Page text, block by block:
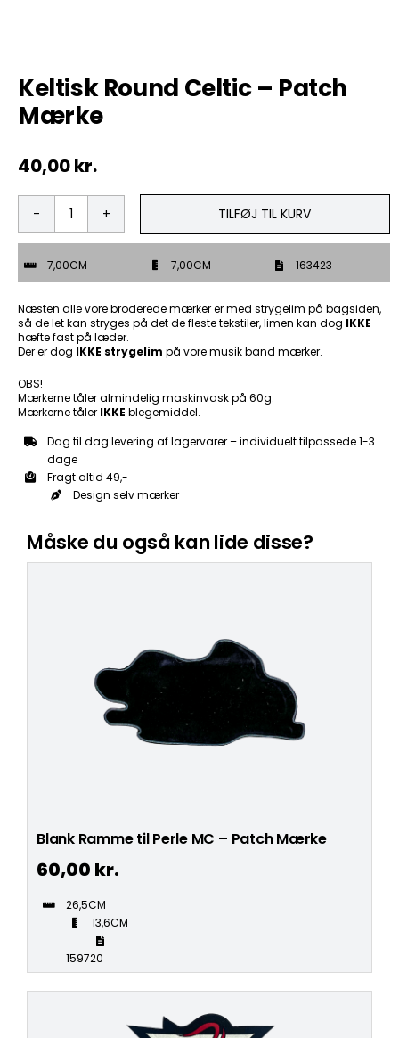
ØL & Spiritus
Keltisk Round Celtic – Patch
Mærke
40,00kr.
Keltisk
Round
-
Patch
Mærke
antal
TILFØJ TIL KURV
7,00CM 7,00CM 163423
Næsten alle vore broderede mærker er med strygelim på bagsiden,
så de let kan stryges på det de fleste tekstiler, limen kan dog IKKE
hæfte fast på læder.
Der er dog IKKE strygelim på vore musik band mærker.
OBS!
Mærkerne tåler almindelig maskinvask på 60g.
Mærkerne tåler IKKE blegemiddel.
Dag til dag levering af lagervarer – individuelt tilpassede 1-3
dage
Fragt altid 49,-
Design selv mærker
Måske du også kan lide disse?
Blank Ramme til Perle MC – Patch Mærke
60,00 kr.
26,5CM
13,6CM
159720